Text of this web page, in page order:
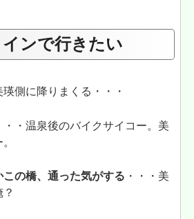
ンで行きたい
側に降りまくる・・・
・温泉後のバイクサイコー。美
この橋、通った気がする ・・・美